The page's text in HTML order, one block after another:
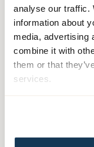
analyse our traffic.
information about
media, advertising
combine it with
them or that
services.
fick även prova
hur det kan
Tidning
nyfikenhet,
unga och äldre